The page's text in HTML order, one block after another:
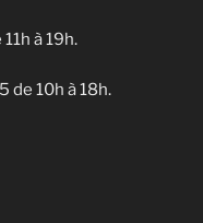
à 19h.
de 10h à 18h.